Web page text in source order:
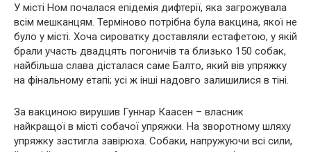
У місті Ном почалася епідемія дифтерії, яка загрожувала
всім мешканцям. Терміново потрібна була вакцина, якої не
було у місті. Хоча сироватку доставляли естафетою, у якій
брали участь двадцять погоничів та близько 150 собак,
найбільша слава дісталася саме Балто, який вів упряжку
на фінальному етапі; усі ж інші надовго залишилися в тіні.
За вакциною вирушив Гуннар Каасен – власник
найкращої в місті собачої упряжки. На зворотному шляху
упряжку застигла завірюха. Собаки, напружуючи всі сили,